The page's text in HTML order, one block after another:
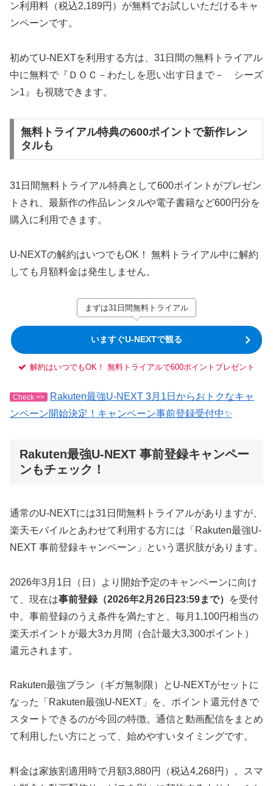
ン利用料（税込2,189円）が無料でお試しいただけるキャ
ンペーンです。
初めてU-NEXTを利用する方は、31日間の無料トライアル
中に無料で『ＤＯＣ－わたしを思い出す日まで－ シーズ
ン1』も視聴できます。
無料トライアル特典の600ポイントで新作レン
タルも
31日間無料トライアル特典として600ポイントがプレゼン
トされ、最新作の作品レンタルや電子書籍など600円分を
購入に利用できます。
U-NEXTの解約はいつでもOK！ 無料トライアル中に解約
しても月額料金は発生しません。
まずは31日間無料トライアル
いますぐU-NEXTで観る
解約はいつでもOK！ 無料トライアルで600ポイントプレゼント
Check >>
Rakuten最強U-NEXT 3月1日からおトクなキャ
ンペーン開始決定！キャンペーン事前登録受付中✨
Rakuten最強U-NEXT 事前登録キャンペー
ンもチェック！
通常のU-NEXTには31日間無料トライアルがありますが、
楽天モバイルとあわせて利用する方には「Rakuten最強U-
NEXT 事前登録キャンペーン」という選択肢があります。
2026年3月1日（日）より開始予定のキャンペーンに向け
て、現在は事前登録（2026年2月26日23:59まで）
を受付
中。事前登録のうえ条件を満たすと、毎月1,100円相当の
楽天ポイントが最大3カ月間（合計最大3,300ポイント）
還元されます。
Rakuten最強プラン（ギガ無制限）とU-NEXTがセットに
なった「Rakuten最強U-NEXT」を、ポイント還元付きで
スタートできるのが今回の特徴。通信と動画配信をまとめ
て利用したい方にとって、始めやすいタイミングです。
料金は家族割適用時で月額3,880円（税込4,268円）。スマ